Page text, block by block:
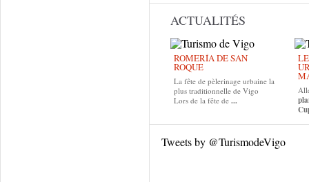
ACTUALITÉS
ROMERÍA DE SAN
ROQUE
La fête de pèlerinage urbaine la
plus traditionnelle de Vigo
Lors de la fête de ...
Tweets by @TurismodeVigo